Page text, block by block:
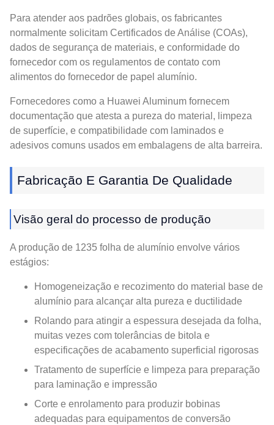
Para atender aos padrões globais, os fabricantes
normalmente solicitam Certificados de Análise (COAs),
dados de segurança de materiais, e conformidade do
fornecedor com os regulamentos de contato com
alimentos do fornecedor de papel alumínio.
Fornecedores como a Huawei Aluminum fornecem
documentação que atesta a pureza do material, limpeza
de superfície, e compatibilidade com laminados e
adesivos comuns usados ​​em embalagens de alta barreira.
Fabricação E Garantia De Qualidade
Visão geral do processo de produção
A produção de 1235 folha de alumínio envolve vários
estágios:
Homogeneização e recozimento do material base de
alumínio para alcançar alta pureza e ductilidade
Rolando para atingir a espessura desejada da folha,
muitas vezes com tolerâncias de bitola e
especificações de acabamento superficial rigorosas
Tratamento de superfície e limpeza para preparação
para laminação e impressão
Corte e enrolamento para produzir bobinas
adequadas para equipamentos de conversão